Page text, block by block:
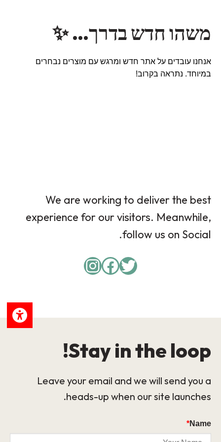
משהו חדש בדרך… ✨
אנחנו עובדים על אתר חדש ומרגש עם מוצרים נבחרים
במיוחד. נתראה בקרוב!
We are working to deliver the best
experience for our visitors. Meanwhile,
follow us on Social.
Twitter
Facebook
Instagram
Stay in the loop!
Leave your email and we will send you a
heads-up when our site launches.
Name
*